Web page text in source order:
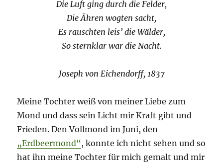
Die Luft ging durch die Felder,
Die Ähren wogten sacht,
Es rauschten leis’ die Wälder,
So sternklar war die Nacht.
Joseph von Eichendorff, 1837
Meine Tochter weiß von meiner Liebe zum
Mond und dass sein Licht mir Kraft gibt und
Frieden. Den Vollmond im Juni, den
„Erdbeermond“, konnte ich nicht sehen und so
hat ihn meine Tochter für mich gemalt und mir